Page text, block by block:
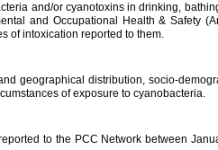
and/or cyanotoxins in drinking,
and Occupational Health & Safety
of intoxication reported to them.
geographical distribution, socio-
of exposure to cyanobacteria.
to the PCC Network between